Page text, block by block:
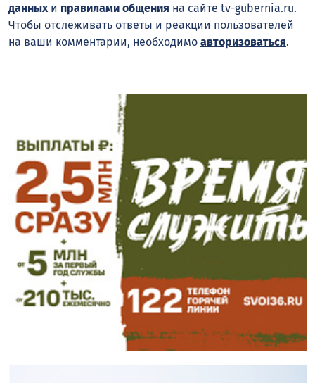
данных и правилами общения на сайте tv-gubernia.ru.
Чтобы отслеживать ответы и реакции пользователей
на ваши комментарии, необходимо авторизоваться.